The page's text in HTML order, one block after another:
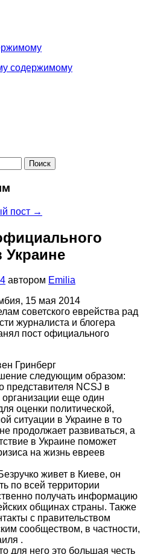
содержимому
пост →
Украине
автором Emilia
15 мая 2014
советского еврейства рад
журналиста и блогера
пост официального
Гринберг
следующим образом:
NCSJ в
организации еще один
оценки политической,
ситуации в Украине в то
продолжает развиваться, а
в Украине поможет
на жизнь евреев
живет в Киеве, он
по всей территории
получать информацию
общинах страны. Также
с правительством
сообществом, в частности,
.
для него это большая честь